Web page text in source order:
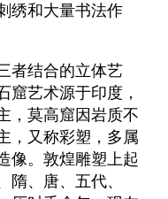
绣和大量书法作
者结合的立体艺
窟艺术源于印度，
，莫高窟因岩质不
，又称彩塑，多属
像。敦煌雕塑上起
隋、唐、五代、